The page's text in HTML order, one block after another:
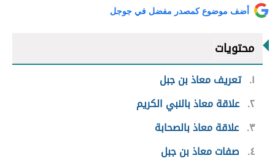
أضف موضوع كمصدر مفضل في جوجل
محتويات
١ تعريف معاذ بن جبل
٢ علاقة معاذ بالنبي الكريم
٣ علاقة معاذ بالصحابة
٤
صفات معاذ بن جبل